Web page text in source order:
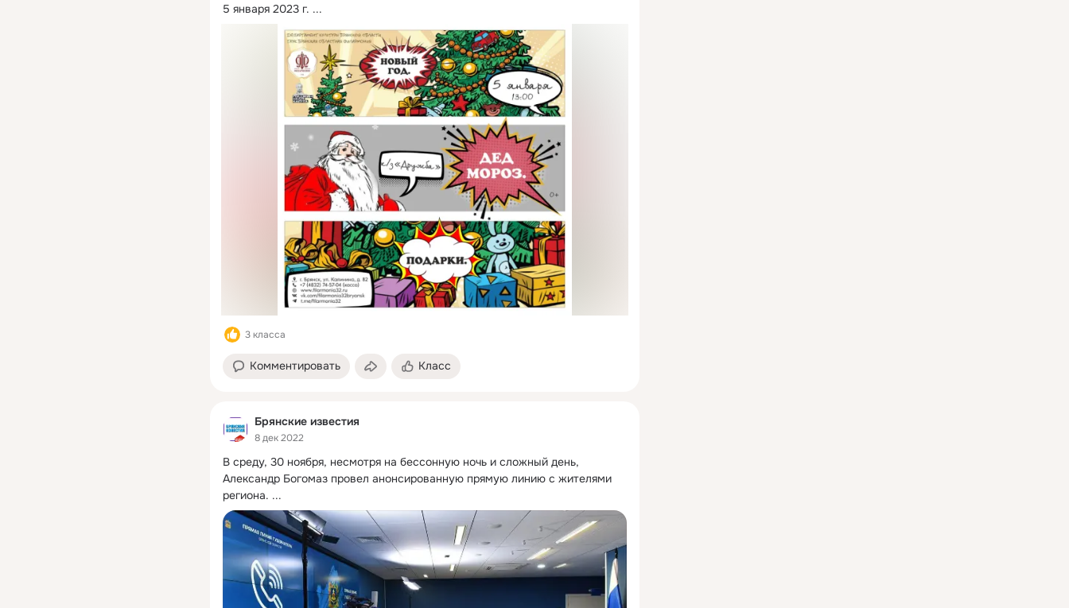
5 января 2023 г. ...
3 класса
Комментировать Класс
Брянские известия
8 дек 2022
В среду, 30 ноября, несмотря на бессонную ночь и сложный день,
Александр Богомаз провел анонсированную прямую линию с жителями
региона. ...